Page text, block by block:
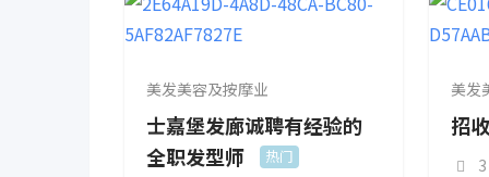
美发美容及按摩业
士嘉堡发廊诚聘有经验的
全职发型师
热门
美发
招